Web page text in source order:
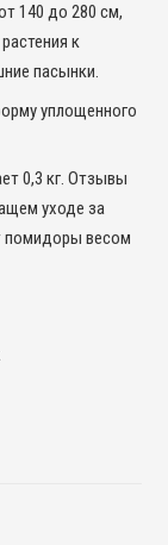
140 до 280 см,
к
пасынки.
уплощенного
0,3 кг. Отзывы
уходе за
помидоры весом